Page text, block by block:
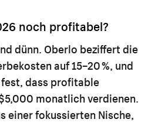
noch profitabel?
dünn. Oberlo beziffert die
auf 15–20 %, und
dass profitable
monatlich verdienen.
einer fokussierten Nische,